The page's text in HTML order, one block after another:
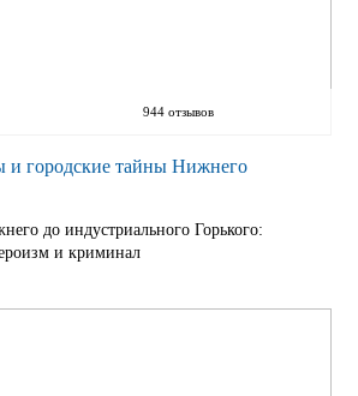
944 отзывов
и городские тайны Нижнего
до индустриального Горького:
и криминал